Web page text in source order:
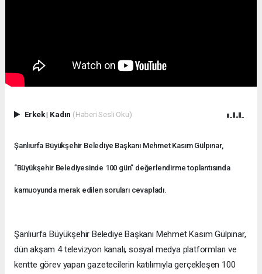
Erkek| Kadın (Haberi Sesli Oku)
Şanlıurfa Büyükşehir Belediye Başkanı Mehmet Kasım Gülpınar,
‘’Büyükşehir Belediyesinde 100 gün’’ değerlendirme toplantısında
kamuoyunda merak edilen soruları cevapladı.
Şanlıurfa Büyükşehir Belediye Başkanı Mehmet Kasım Gülpınar,
dün akşam 4 televizyon kanalı, sosyal medya platformları ve
kentte görev yapan gazetecilerin katılımıyla gerçekleşen 100